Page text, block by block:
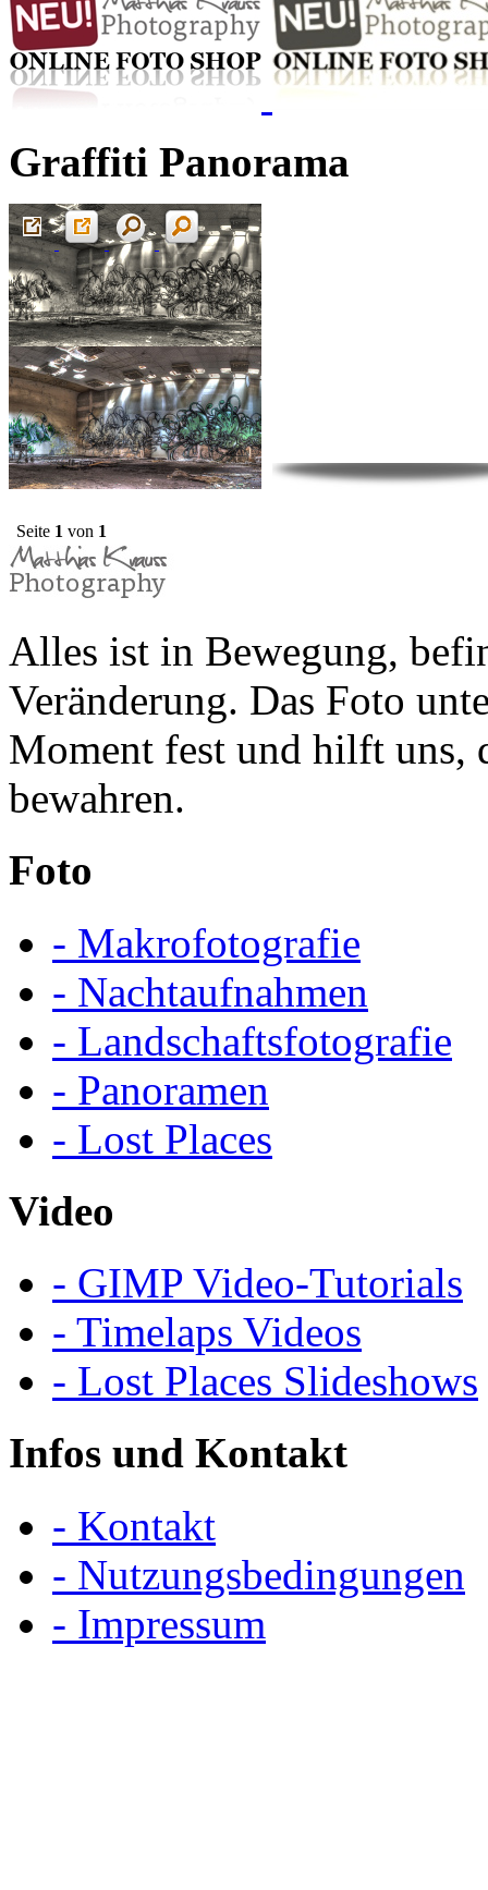
Graffiti Panorama
Seite 1 von 1
Alles ist in Bewegung,
Veränderung. Das Foto
Moment fest und hilft uns,
bewahren.
Foto
- Makrofotografie
- Nachtaufnahmen
- Landschaftsfotografie
- Panoramen
- Lost Places
Video
- GIMP Video-Tutorials
- Timelaps Videos
- Lost Places Slideshows
Infos und Kontakt
- Kontakt
- Nutzungsbedingungen
- Impressum